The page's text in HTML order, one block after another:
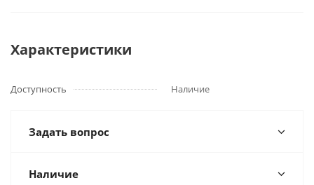
Характеристики
Доступность Наличие
Задать вопрос
Наличие